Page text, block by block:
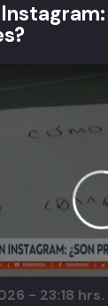
- 23:18 hrs.